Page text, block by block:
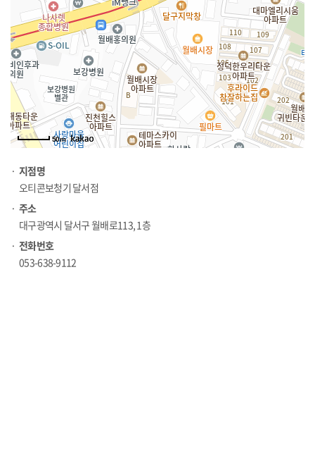
50m
지점명
오티콘보청기 달서점
주소
대구광역시 달서구 월배로113, 1층
전화번호
053-638-9112